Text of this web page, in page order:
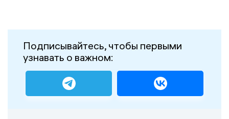
Подписывайтесь, чтобы первыми
узнавать о важном: